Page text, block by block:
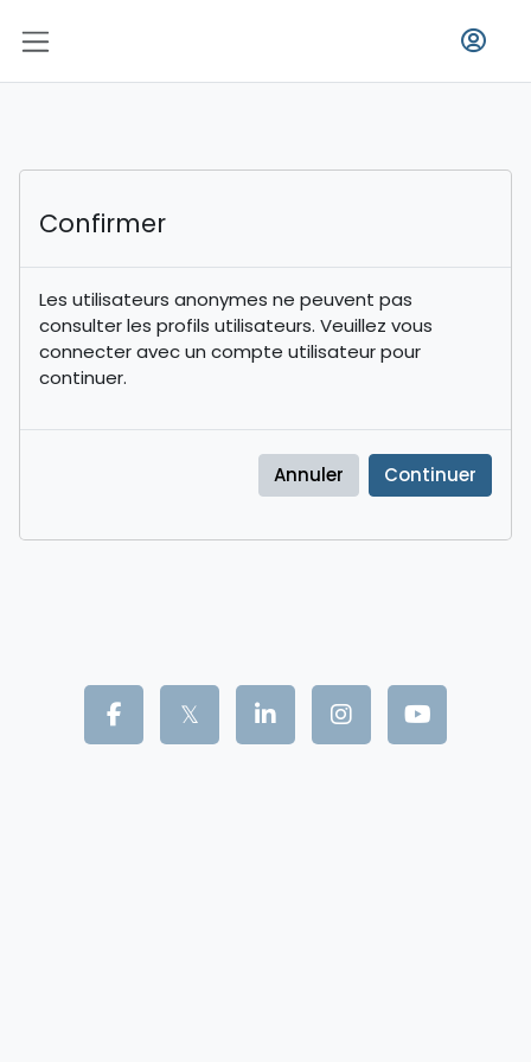
Confirmer
Les utilisateurs anonymes ne peuvent pas
consulter les profils utilisateurs. Veuillez vous
connecter avec un compte utilisateur pour
continuer.
Annuler Continuer